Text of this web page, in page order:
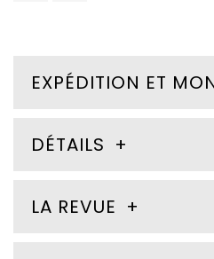
EXPÉDITION ET
DÉTAILS
LA REVUE